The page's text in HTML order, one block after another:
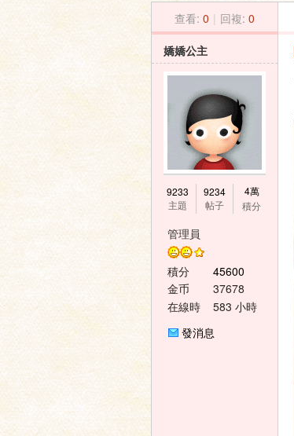
›
查看: 0 | 回複: 0
嬌嬌公主
9233
主題
9234
帖子
4萬
積分
管理員
積分
45600
金币
37678
在線時
583 小時
發消息